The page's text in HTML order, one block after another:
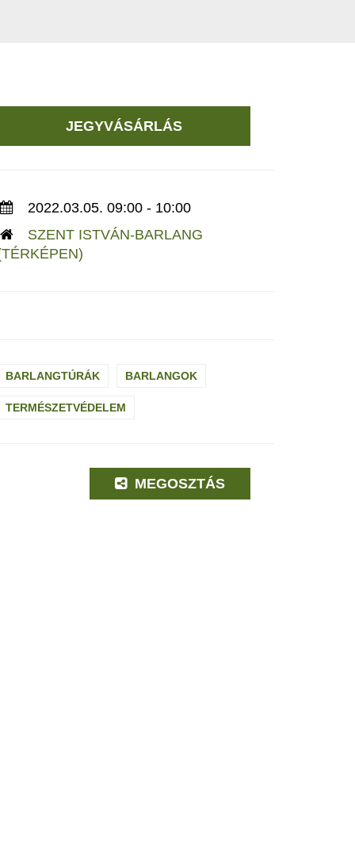
JEGYVÁSÁRLÁS
2022.03.05. 09:00 - 10:00
SZENT ISTVÁN-BARLANG
BARLANGTÚRÁK BARLANGOK
TERMÉSZETVÉDELEM
MEGOSZTÁS